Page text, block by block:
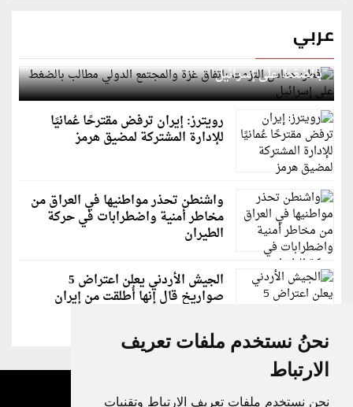
نحنُ نستخدم ملفات تعريف
الارتباط
نحن نستخدم ملفات تعريف الارتباط وتقنيات
عربي
قطر: حماس التزمت باتفاق غزة والمجتمع الدولي مطالب
بالضغط على إسرائيل
رويترز: إيران ترفض مقترحًا عُمانيًا
للإدارة المشتركة لمضيق هرمز
واشنطن تحذر مواطنيها في العراق من
مخاطر أمنية واضطرابات في حركة
الطيران
الجيش الأردني يعلن اعتراض 5
صواريخ قال إنها أُطلقت من إيران